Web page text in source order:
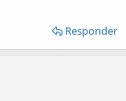
Responder